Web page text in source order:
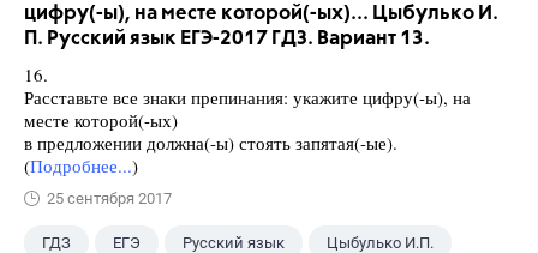
цифру(-ы), на месте которой(-ых)... Цыбулько И.
П. Русский язык ЕГЭ-2017 ГДЗ. Вариант 13.
16.
Расставьте все знаки препинания: укажите цифру(-ы), на
месте которой(-ых)
в предложении должна(-ы) стоять запятая(-ые).
(Подробнее...)
25 сентября 2017
ГДЗ ЕГЭ Русский язык Цыбулько И.П.